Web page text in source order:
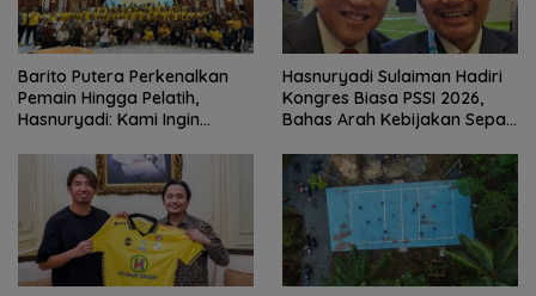
Barito Putera Perkenalkan
Pemain Hingga Pelatih,
Hasnuryadi: Kami Ingin
Hasnuryadi Sulaiman Hadiri
Kongres Biasa PSSI 2026,
Bahas Arah Kebijakan Sepak